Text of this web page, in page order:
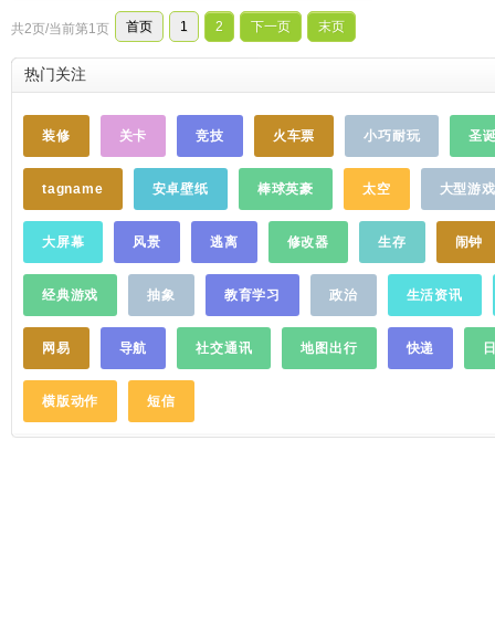
为你带来专业、幽默、峰回路转的KPL解说
拖米：KPL唯二100%胜率安琪拉，年度十佳
主播 一条小团团：电竞美杜莎，PUBG官方
着"常德狙神"的称号，完美男孩，人帅幽默技
术好 XDD：PeRo战队老板，超级明星选
手，荣获PCS4东亚赛区MVP 若若跑的贼
快：和平精英年度美少女冠军，人美声甜，
和平精英首位女主播语音包作者 YYF：TI2世
界冠军，电竞石佛，僵尸头子，新晋8000分
选手 女流66：本科就读于清华大学，北京大
学研究生，知名原创游戏视频作者及主
播 ……
家间的实时及异步对抗的游戏模式。……
共2页/当前第1页 首页 1 2 下一页 末页
热门关注
装修 关卡 竞技 火车票 小巧耐玩 圣
tagname 安卓壁纸 棒球英豪 太空 大型游戏
大屏幕 风景 逃离 修改器 生存 闹钟
经典游戏 抽象 教育学习 政治 生活资讯
网易 导航 社交通讯 地图出行 快递
横版动作 短信